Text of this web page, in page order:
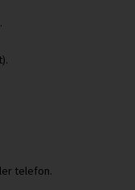
telefon.